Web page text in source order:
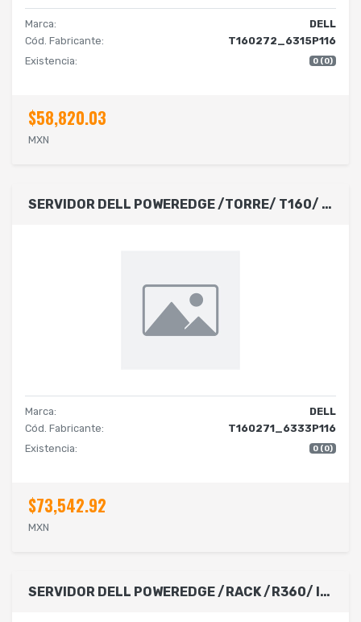
Marca:
DELL
Cód. Fabricante:
T160272_6315P116
Existencia:
0 (0)
$58,820.03
MXN
SERVIDOR DELL POWEREDGE /TORRE/ T160/ INTEL XEON 6333P/ 6 CORES-3.1GHZ / 16GB DE RAM / SSD 480GB SATA / SIN SISTEMA OPERATIVO/ 3 BAHIAS PARA DISCOS 3.5- CABLEADO/ 1 AÑOS DE GARANTA BASICA
Marca:
DELL
Cód. Fabricante:
T160271_6333P116
Existencia:
0 (0)
$73,542.92
MXN
SERVIDOR DELL POWEREDGE /RACK /R360/ INTEL XEON 6 PERFORMACE 6333P/ 6C-3.1GHZ/ 16GB DE RAM / HDD 2TB SATA / PERC H755 /SIN SISTEMA OPERATIVO/4 BAHIAS PARA DISCOS 3.5/3 AÑOS DE GARANTIA PROSUPPORT